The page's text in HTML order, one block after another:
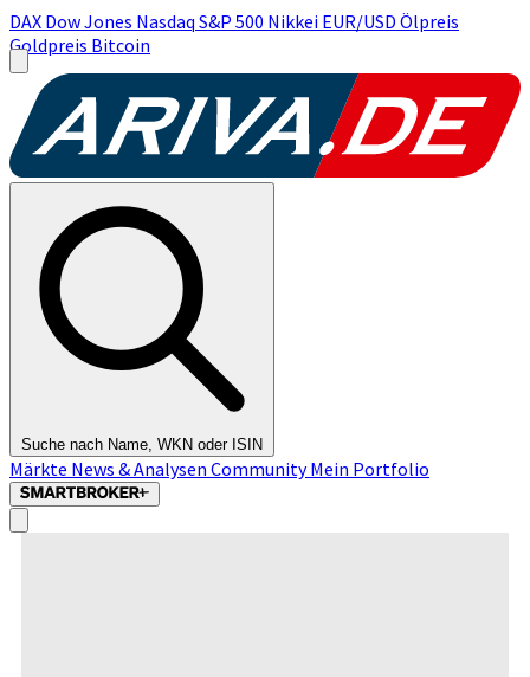
DAX Dow Jones Nasdaq S&P 500 Nikkei EUR/USD Ölpreis
Goldpreis Bitcoin
Suche nach Name, WKN oder ISIN
Märkte News & Analysen CommunityMein Portfolio